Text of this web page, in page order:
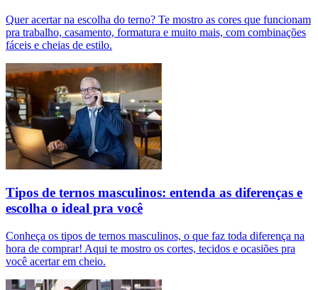
Quer acertar na escolha do terno? Te mostro as cores que funcionam
pra trabalho, casamento, formatura e muito mais, com combinações
fáceis e cheias de estilo.
Tipos de ternos masculinos: entenda as diferenças e
escolha o ideal pra você
Conheça os tipos de ternos masculinos, o que faz toda diferença na
hora de comprar! Aqui te mostro os cortes, tecidos e ocasiões pra
você acertar em cheio.